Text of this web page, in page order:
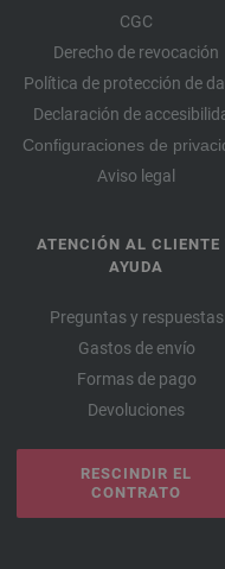
CGC
Derecho de revocación
Política de protección de
Declaración de
Configuraciones de
Aviso legal
ATENCIÓN AL CLIENTE
AYUDA
Preguntas y respuestas
Gastos de envío
Formas de pago
Devoluciones
RESCINDIR EL
CONTRATO